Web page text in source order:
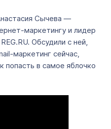
Сычева —
маркетингу и лидер
Обсудили с ней,
маркетинг сейчас,
попасть в самое яблочко